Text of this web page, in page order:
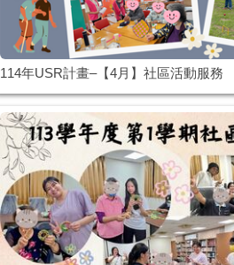
114年USR計畫–【4月】社區活動服務